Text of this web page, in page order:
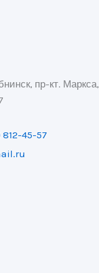
пр-кт. Маркса,
45-57